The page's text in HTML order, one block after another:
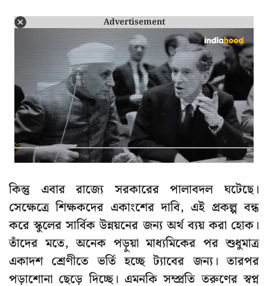
Advertisement
কিন্তু এবার রাজ্যে সরকারের পালাবদল ঘটেছে।
সেক্ষেত্রে শিক্ষকদের একাংশের দাবি, এই প্রকল্প বন্ধ
করে স্কুলের সার্বিক উন্নয়নের জন্য অর্থ ব্যয় করা হোক।
তাঁদের মতে, অনেক পড়ুয়া মাধ্যমিকের পর শুধুমাত্র
একাদশ শ্রেণীতে ভর্তি হচ্ছে ট্যাবের জন্য। তারপর
পড়াশোনা ছেড়ে দিচ্ছে। এমনকি সম্প্রতি তরুণের স্বপ্ন